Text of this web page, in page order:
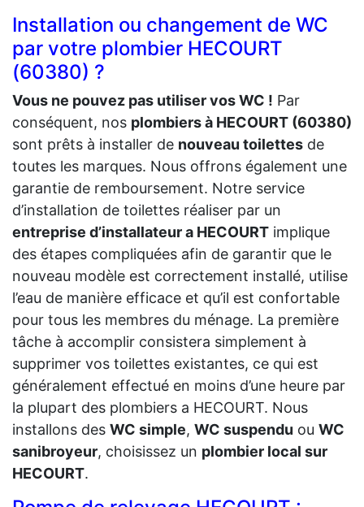
Installation ou changement de WC
par votre plombier HECOURT
(60380) ?
Vous ne pouvez pas utiliser vos WC ! Par
conséquent, nos plombiers à HECOURT (60380)
sont prêts à installer de nouveau toilettes de
toutes les marques. Nous offrons également une
garantie de remboursement. Notre service
d’installation de toilettes réaliser par un
entreprise d’installateur a HECOURT implique
des étapes compliquées afin de garantir que le
nouveau modèle est correctement installé, utilise
l’eau de manière efficace et qu’il est confortable
pour tous les membres du ménage. La première
tâche à accomplir consistera simplement à
supprimer vos toilettes existantes, ce qui est
généralement effectué en moins d’une heure par
la plupart des plombiers a HECOURT. Nous
installons des WC simple, WC suspendu ou WC
sanibroyeur, choisissez un plombier local sur
HECOURT.